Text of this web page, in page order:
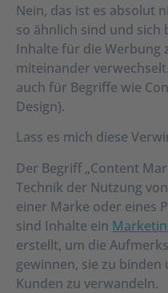
Nein, das ist es absolut
so ähnlich sind und sich
Inhalte für die Werbung
miteinander
auch für Begriffe wie
Design).
Lass es mich diese
Der Begriff „Content
Technik der Nutzung
einer Marke oder eines
sind Inhalte ein
erstellt, um die
gewinnen, sie zu
Kunden zu verwandeln.